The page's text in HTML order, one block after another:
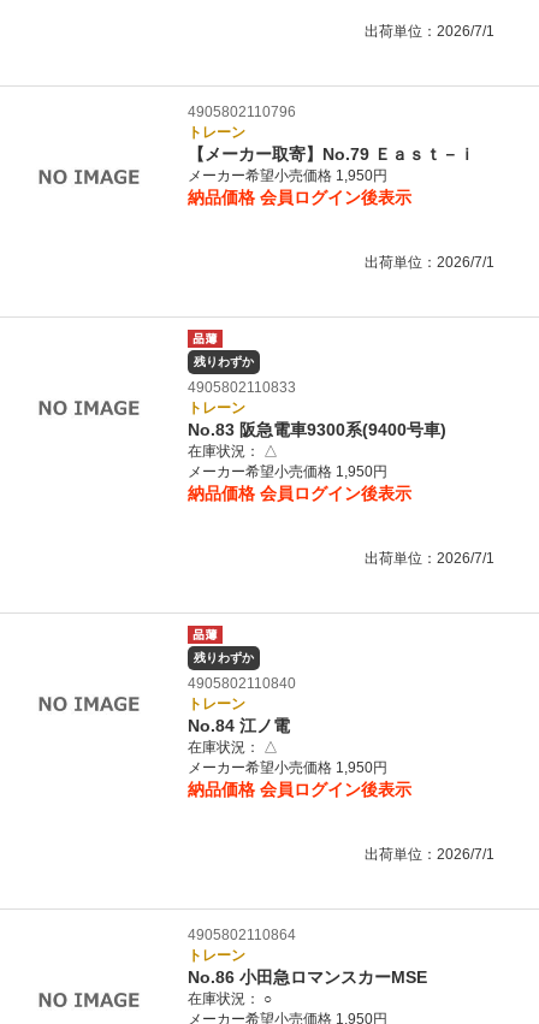
出荷単位：2026/7/1
4905802110796
トレーン
【メーカー取寄】No.79 Ｅａｓｔ－ｉ
メーカー希望小売価格 1,950円
納品価格 会員ログイン後表示
出荷単位：2026/7/1
残りわずか
4905802110833
トレーン
No.83 阪急電車9300系(9400号車)
在庫状況：
△
メーカー希望小売価格 1,950円
納品価格 会員ログイン後表示
出荷単位：2026/7/1
残りわずか
4905802110840
トレーン
No.84 江ノ電
在庫状況：
△
メーカー希望小売価格 1,950円
納品価格 会員ログイン後表示
出荷単位：2026/7/1
4905802110864
トレーン
No.86 小田急ロマンスカーMSE
在庫状況：
○
メーカー希望小売価格 1,950円